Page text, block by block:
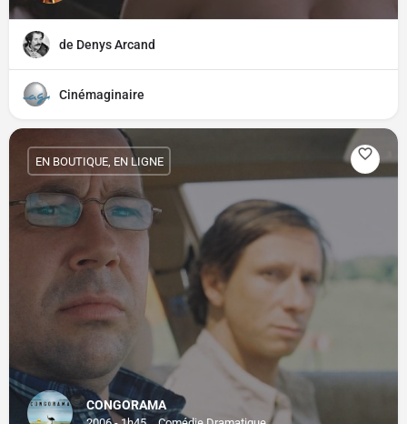
de Denys Arcand
Cinémaginaire
CONGORAMA
EN BOUTIQUE, EN LIGNE